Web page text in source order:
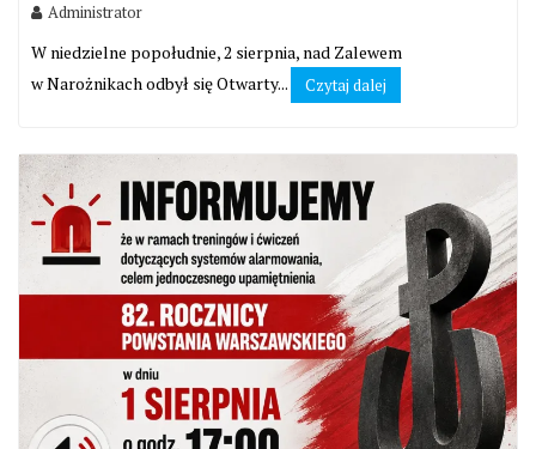
Administrator
W niedzielne popołudnie, 2 sierpnia, nad Zalewem
w Narożnikach odbył się Otwarty...
Czytaj dalej